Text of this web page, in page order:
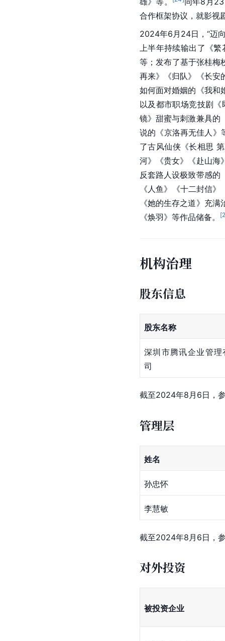
合作框架协议，就影视
2024年6月24日，“迈
上半年持续输出了《
等；发布了基于张桂梅
再来》《归队》《长安
如何面对婚姻的《我和
以及都市职场竞技剧
镜》甜蜜与刺激兼具的
说的《京洛再无佳人》
了古风仙侠《长相思
河》《贵女》《赴山海
反套路人设极致带感的
《人鱼》《十二封信
《她的生存之道》充
《焕羽》等作品储备。
[
机构治理
股东信息
股东名称
深圳市腾讯企业管理
司
截至2024年8月6日，
管理层
姓名
孙忠怀
李慧敏
截至2024年8月6日，
对外投资
被投资企业